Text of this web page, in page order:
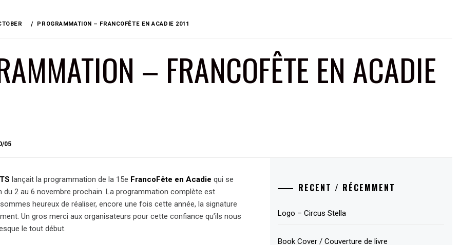
PROGRAMMATION – FRANCOFÊTE EN ACADIE 2011
– FRANCOFÊTE EN ACADIE
05
lançait la programmation de la 15e FrancoFête en Acadie qui se
du 2 au 6 novembre prochain. La programmation complète est
heureux de réaliser, encore une fois cette année, la signature
Un gros merci aux organisateurs pour cette confiance qu’ils nous
le tout début.
RECENT / RÉCEMMENT
Logo – Circus Stella
Book Cover / Couverture de livre